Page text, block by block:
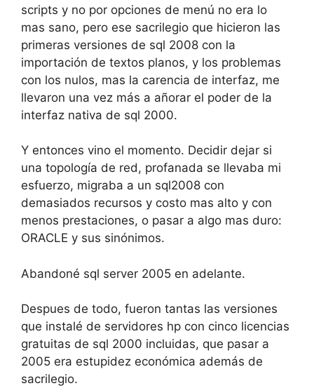
scripts y no por opciones de menú no era lo
mas sano, pero ese sacrilegio que hicieron las
primeras versiones de sql 2008 con la
importación de textos planos, y los problemas
con los nulos, mas la carencia de interfaz, me
llevaron una vez más a añorar el poder de la
interfaz nativa de sql 2000.
Y entonces vino el momento. Decidir dejar si
una topología de red, profanada se llevaba mi
esfuerzo, migraba a un sql2008 con
demasiados recursos y costo mas alto y con
menos prestaciones, o pasar a algo mas duro:
ORACLE y sus sinónimos.
Abandoné sql server 2005 en adelante.
Despues de todo, fueron tantas las versiones
que instalé de servidores hp con cinco licencias
gratuitas de sql 2000 incluidas, que pasar a
2005 era estupidez económica además de
sacrilegio.